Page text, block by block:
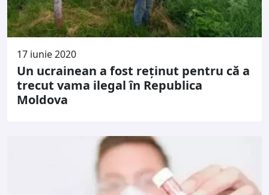
17 iunie 2020
Un ucrainean a fost reținut pentru că a
trecut vama ilegal în Republica
Moldova